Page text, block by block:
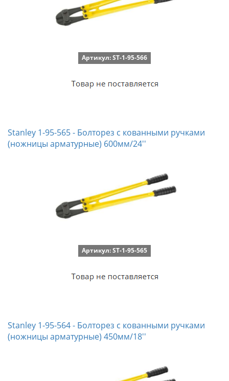
Артикул: ST-1-95-566
Stanley 1-95-565 - Болторез с кованными ручками
(ножницы арматурные) 600мм/24''
Артикул: ST-1-95-565
Stanley 1-95-564 - Болторез с кованными ручками
(ножницы арматурные) 450мм/18''